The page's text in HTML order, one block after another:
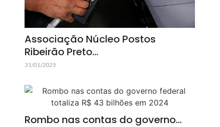
Associação Núcleo Postos
Ribeirão Preto…
31/01/2025
Rombo nas contas do governo…